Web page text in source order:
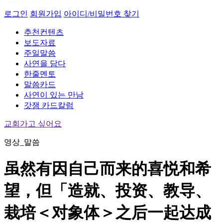
로그인 회원가입 아이디/비밀번호 찾기
추천컨텐츠
보도자료
주일말씀
사연을 담다
한줄멘토
말씀카드
사연이 있는 만남
갓잼 카드칼럼
교회가고 싶어요
영상_말씀
虽然有因自己而来的喜悦和希
望，但「造就、投资、教导、
栽培＜对象体＞之后一起达成